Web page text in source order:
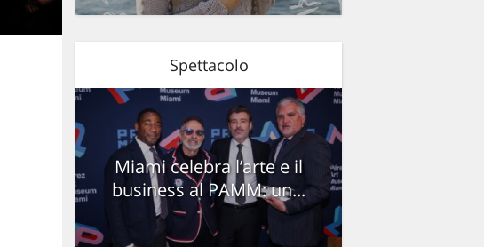
Spettacolo
Miami celebra l’arte e il
business al PAMM: un...